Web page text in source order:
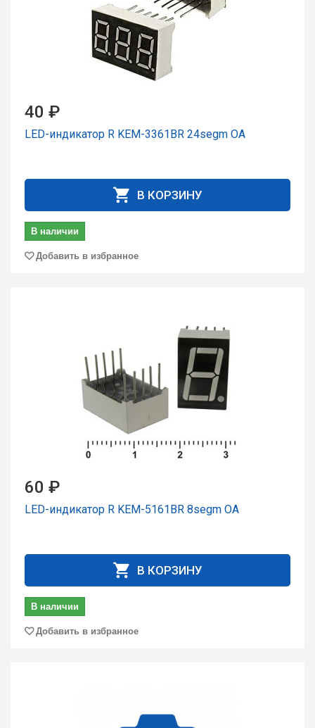
40 ₽
LED-индикатор R KEM-3361BR 24segm ОА
В КОРЗИНУ
В наличии
Добавить в избранное
60 ₽
LED-индикатор R KEM-5161BR 8segm ОА
В КОРЗИНУ
В наличии
Добавить в избранное